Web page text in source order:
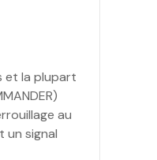
et la plupart
au
un signal